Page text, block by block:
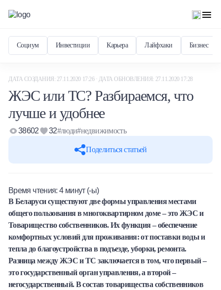
Социум Инвестиции Карьера Лайфхаки Бизнес
Халва
Онлайн-обменник
Премиальный сервис Prime Line
ДАТА СОЗДАНИЯ: 27.11.2020 17:26 · ДАТА ОБНОВЛЕНИЯ: 27.11.2020 17:28
ЖЭС или ТС? Разбираемся, что
лучше и удобнее
Поделиться статьей
38602 32#люди#недвижимость
Время чтения:4 минут (-ы)
В Беларуси существуют две формы управления местами
общего пользования в многоквартирном доме – это ЖЭС и
Товарищество собственников. Их функция – обеспечение
комфортных условий для проживания: от поставки воды и
тепла до благоустройства в подъезде, уборки, ремонта.
Разница между ЖЭС и ТС заключается в том, что первый –
это государственный орган управления, а второй –
негосударственный. В состав товарищества собственников